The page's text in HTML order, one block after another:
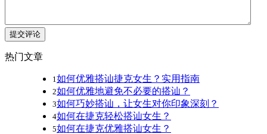
提交评论
热门文章
1 如何优雅搭讪捷克女生？实用指南
2如何优雅地避免不必要的搭讪？
3如何巧妙搭讪，让女生对你印象深刻？
4如何在捷克轻松搭讪女生？
5如何在捷克优雅搭讪女生？